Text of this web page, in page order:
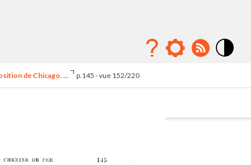
de Chicago. ... p.145 - vue 152/220